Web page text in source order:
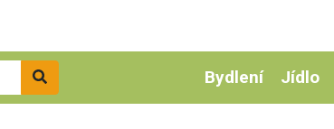
Bydlení Jídlo